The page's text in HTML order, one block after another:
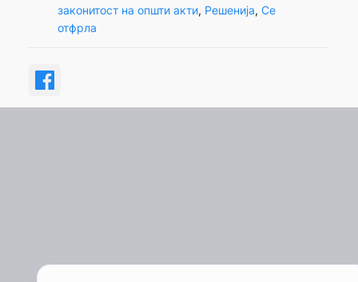
законитост на општи акти, Решенија, Се
отфрла